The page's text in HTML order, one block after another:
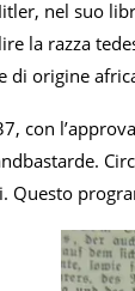
nel suo
la razza
di origine
con
Questo